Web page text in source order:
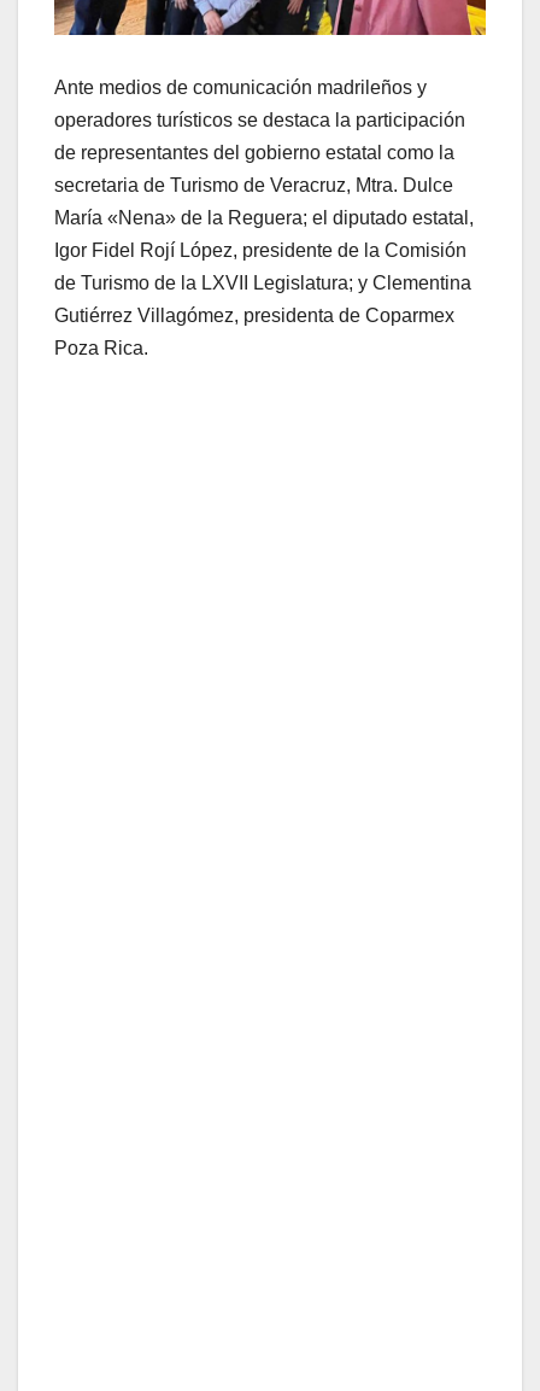
Ante medios de comunicación madrileños y
operadores turísticos se destaca la participación
de representantes del gobierno estatal como la
secretaria de Turismo de Veracruz, Mtra. Dulce
María «Nena» de la Reguera; el diputado estatal,
Igor Fidel Rojí López, presidente de la Comisión
de Turismo de la LXVII Legislatura; y Clementina
Gutiérrez Villagómez, presidenta de Coparmex
Poza Rica.